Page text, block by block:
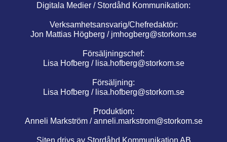
Digitala Medier / Stordåhd Kommunikation:
Verksamhetsansvarig/Chefredaktör:
Jon Mattias Högberg / jmhogberg@storkom.se
Försäljningschef:
Lisa Hofberg / lisa.hofberg@storkom.se
Försäljning:
Lisa Hofberg / lisa.hofberg@storkom.se
Produktion:
Anneli Markström /anneli.markstrom@storkom.se
Siten drivs av Stordåhd Kommunikation AB